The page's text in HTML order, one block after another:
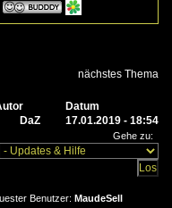
nächstes Thema
Datum
DaZ 17.01.2019 - 18:54
Gehe zu:
Benutzer: MaudeSell